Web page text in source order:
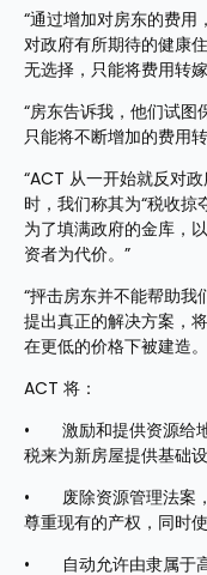
“通过增加对房东的费
对政府有所期待的健康
无选择，只能将费用转嫁
“房东告诉我，他们试图
只能将不断增加的费用转
“ACT 从一开始就反对
时，我们称其为“税收
为了填满政府的金库，
资者为代价。”
“抨击房东并不能帮助
提出真正的解决方案，
在更低的价格下被建造。
ACT 将：
•	激励和提供资源给地方政府，以通过与他们分享一半的消费
税来为新房屋提供基础
•	废除资源管理法案，用一个新的城市发展法取而代之，该法
尊重现有的产权，同时
•	自动允许由隶属于高质量监管机构的辖区和与我们的地震情